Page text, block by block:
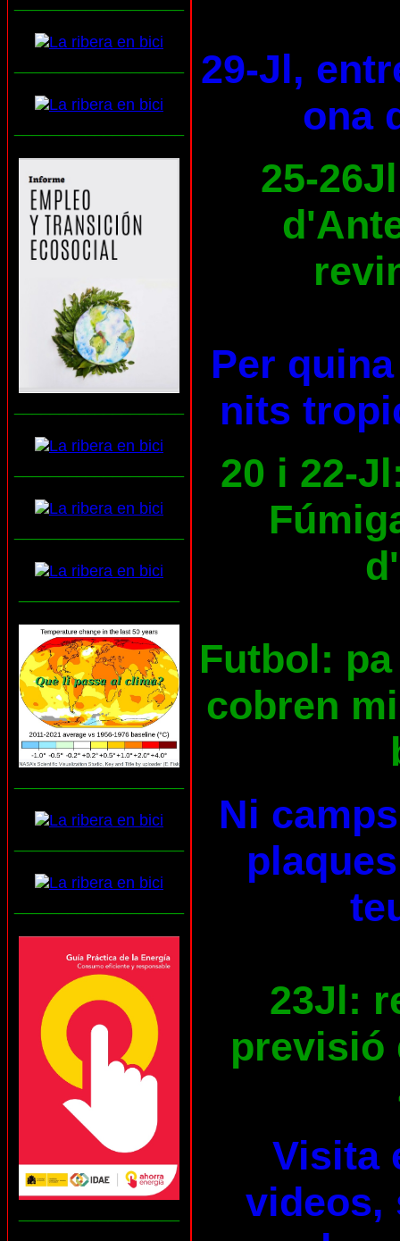
29-Jl,
ona
25-
Per
nits
20 i 22-
Futbol:
cobren
Ni
23Jl:
previsió
Visita
videos,